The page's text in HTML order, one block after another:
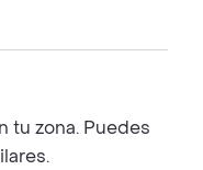
tu zona. Puedes